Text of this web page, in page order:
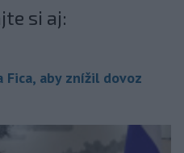
si aj:
aby znížil dovoz